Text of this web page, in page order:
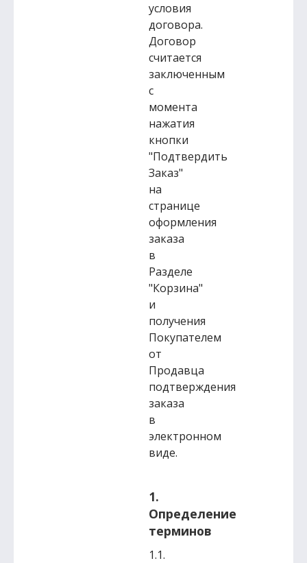
условия
договора.
Договор
считается
заключенным
с
момента
нажатия
кнопки
"Подтвердить
Заказ"
на
странице
оформления
заказа
в
Разделе
"Корзина"
и
получения
Покупателем
от
Продавца
подтверждения
заказа
в
электронном
виде.
1.
Определение
терминов
1.1.